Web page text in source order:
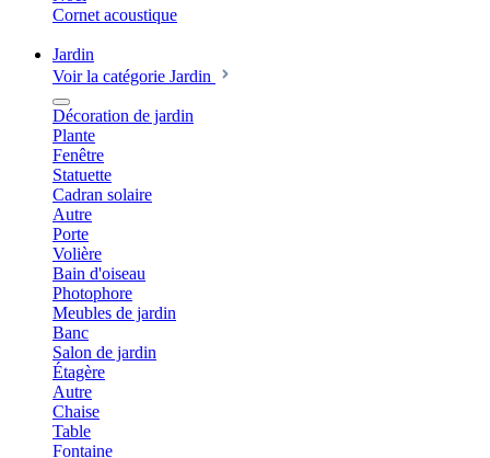
Cornet acoustique
Jardin
Voir la catégorie Jardin
Décoration de jardin
Plante
Fenêtre
Statuette
Cadran solaire
Autre
Porte
Volière
Bain d'oiseau
Photophore
Meubles de jardin
Banc
Salon de jardin
Étagère
Autre
Chaise
Table
Fontaine